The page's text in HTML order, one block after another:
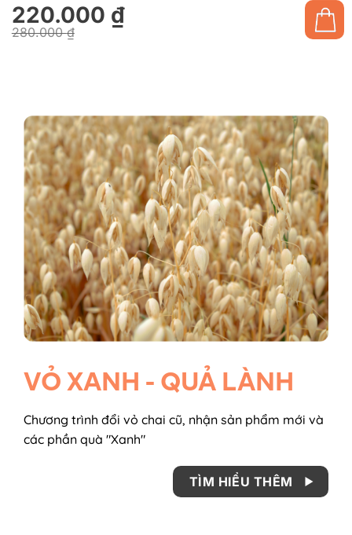
280.000₫
220.000 ₫
VỎ XANH - QUẢ LÀNH
Chương trình đổi vỏ chai cũ, nhận sản phẩm mới và
các phần quà "Xanh"
TÌM HIỂU THÊM